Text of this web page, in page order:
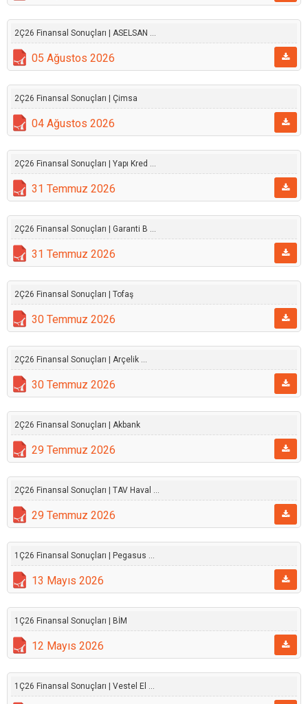
2Ç26 Finansal Sonuçları | ASELSAN ...
05 Ağustos 2026
2Ç26 Finansal Sonuçları | Çimsa
04 Ağustos 2026
2Ç26 Finansal Sonuçları | Yapı Kred ...
31 Temmuz 2026
2Ç26 Finansal Sonuçları | Garanti B ...
31 Temmuz 2026
2Ç26 Finansal Sonuçları | Tofaş
30 Temmuz 2026
2Ç26 Finansal Sonuçları | Arçelik ...
30 Temmuz 2026
2Ç26 Finansal Sonuçları | Akbank
29 Temmuz 2026
2Ç26 Finansal Sonuçları | TAV Haval ...
29 Temmuz 2026
1Ç26 Finansal Sonuçları | Pegasus ...
13 Mayıs 2026
1Ç26 Finansal Sonuçları | BİM
12 Mayıs 2026
1Ç26 Finansal Sonuçları | Vestel El ...